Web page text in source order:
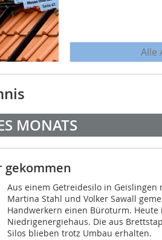
Alle
MONATS
gekommen
Aus einem Getreidesilo in Geislingen
Martina Stahl und Volker Sawall
Handwerkern einen Büroturm. Heute
Niedrigenergiehaus. Die aus
Silos blieben trotz Umbau erhalten.